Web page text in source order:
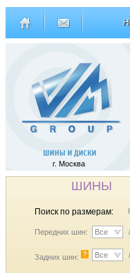
г. Москва
ШИНЫ
Поиск по размерам:
Передних шин: Все /
Задних шин: ? Все /